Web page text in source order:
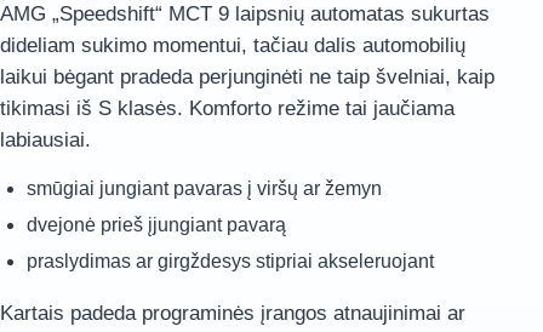
AMG „Speedshift“ MCT 9 laipsnių automatas sukurtas
dideliam sukimo momentui, tačiau dalis automobilių
laikui bėgant pradeda perjunginėti ne taip švelniai, kaip
tikimasi iš S klasės. Komforto režime tai jaučiama
labiausiai.
smūgiai jungiant pavaras į viršų ar žemyn
dvejonė prieš įjungiant pavarą
praslydimas ar girgždesys stipriai akseleruojant
Kartais padeda programinės įrangos atnaujinimai ar